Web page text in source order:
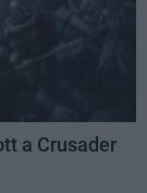
a Crusader